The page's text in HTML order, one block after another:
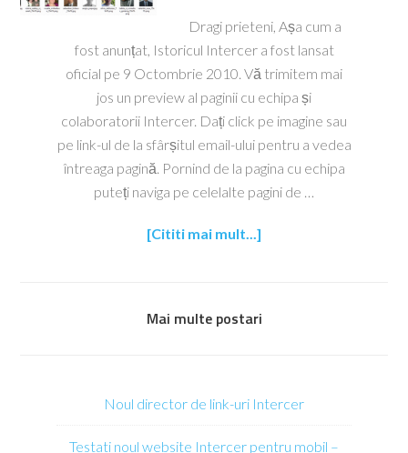
Dragi prieteni, Așa cum a
fost anunțat, Istoricul Intercer a fost lansat
oficial pe 9 Octombrie 2010. Vă trimitem mai
jos un preview al paginii cu echipa și
colaboratorii Intercer. Dați click pe imagine sau
pe link-ul de la sfârșitul email-ului pentru a vedea
întreaga pagină. Pornind de la pagina cu echipa
puteți naviga pe celelalte pagini de …
[Cititi mai mult...]
Mai multe postari
Noul director de link-uri Intercer
Testati noul website Intercer pentru mobil –